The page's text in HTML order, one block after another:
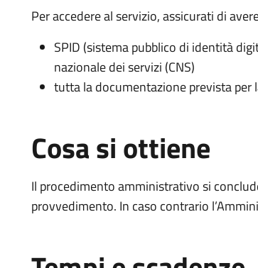
Per accedere al servizio, assicurati di
SPID (sistema pubblico di identità
nazionale dei servizi (CNS)
tutta la documentazione prevista per
Cosa si ottiene
Il procedimento amministrativo si
provvedimento. In caso contrario